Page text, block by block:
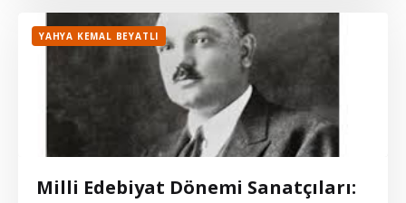
YAHYA KEMAL BEYATLI
Milli Edebiyat Dönemi Sanatçıları: